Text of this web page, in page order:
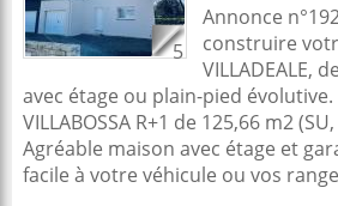
5
Annonce
construire
VILLADEALE,
avec étage ou plain-pied
VILLABOSSA R+1 de 125,66 m2
Agréable maison avec étage et
facile à votre véhicule ou vos